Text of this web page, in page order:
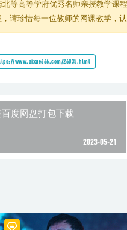
等高等学府优秀名师亲授教学课
请珍惜每一位教师的网课教学，
www.aixue666.com/26035.html
度网盘打包下载
2023-05-21